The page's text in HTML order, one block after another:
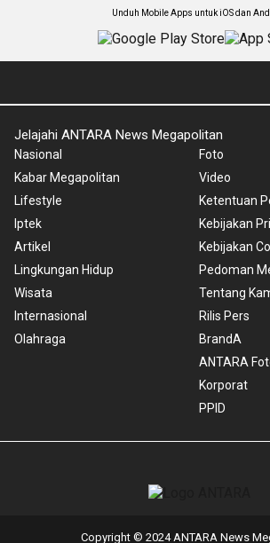
Unduh Mobile Apps untuk iOS dan
Jelajahi ANTARA News Megapolitan
Nasional
Kabar Megapolitan
Lifestyle
Iptek
Artikel
Lingkungan Hidup
Wisata
Internasional
Olahraga
Foto
Video
Ketentuan
Kebijakan
Kebijakan
Pedoman
Tentang
Rilis Pers
BrandA
ANTARA
Korporat
PPID
Copyright © 2024 ANTARA News